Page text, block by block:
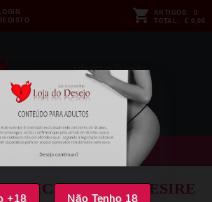
+18 Não Tenho 18
LOGIN
REGISTO
ARTIGOS:
0
TOTAL: € 0,00
HIDDEN DESIRE